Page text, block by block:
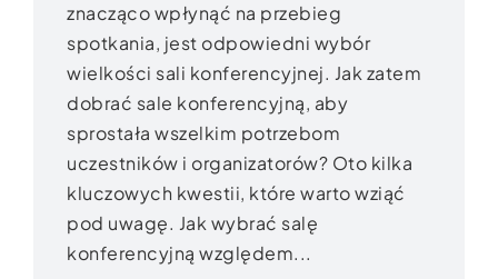
znacząco wpłynąć na przebieg
spotkania, jest odpowiedni wybór
wielkości sali konferencyjnej. Jak zatem
dobrać sale konferencyjną, aby
sprostała wszelkim potrzebom
uczestników i organizatorów? Oto kilka
kluczowych kwestii, które warto wziąć
pod uwagę. Jak wybrać salę
konferencyjną względem...